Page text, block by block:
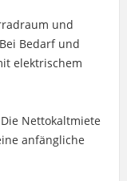
und
Bedarf und
elektrischem
Nettokaltmiete
anfängliche